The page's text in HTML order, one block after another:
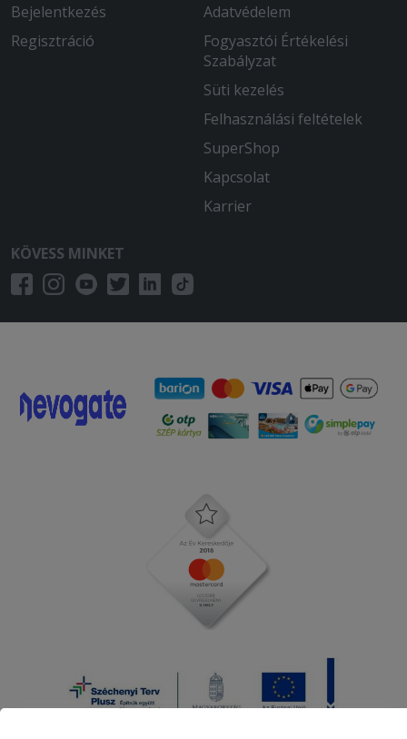
Bejelentkezés
Regisztráció
Adatvédelem
Fogyasztói Értékelési
Szabályzat
Süti kezelés
Felhasználási feltételek
SuperShop
Kapcsolat
Karrier
KÖVESS MINKET